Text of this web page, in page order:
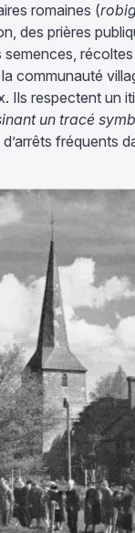
romaines (
des prières
communauté
Ils respectent un
un tracé
fréquents